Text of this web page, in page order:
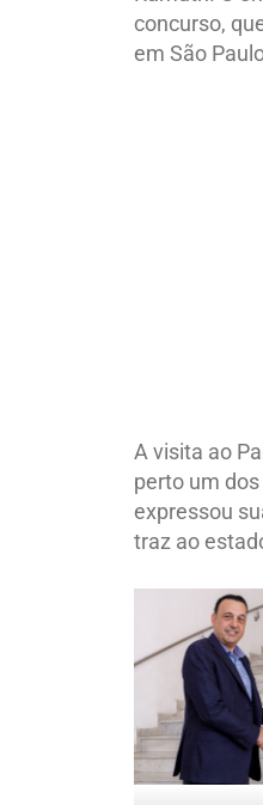
concurso,
em São
A visita ao
perto um
expressou
traz ao